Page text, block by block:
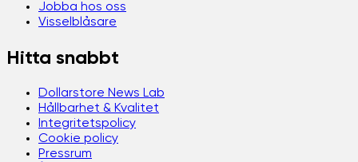
Jobba hos oss
Visselblåsare
Hitta snabbt
Dollarstore News Lab
Hållbarhet & Kvalitet
Integritetspolicy
Cookie policy
Pressrum